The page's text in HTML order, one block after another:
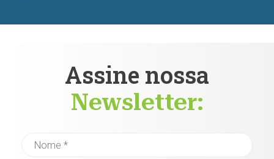
Assine nossa
Newsletter: